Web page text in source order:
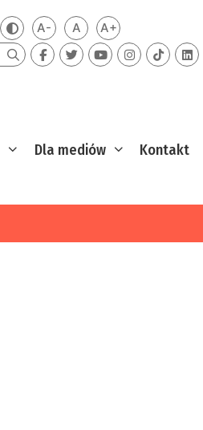
Zmień kontrast
A-Mniejsza czcionka
ADomyślna czcionka
A+Większa
Szukaj
Dla mediów Kontakt